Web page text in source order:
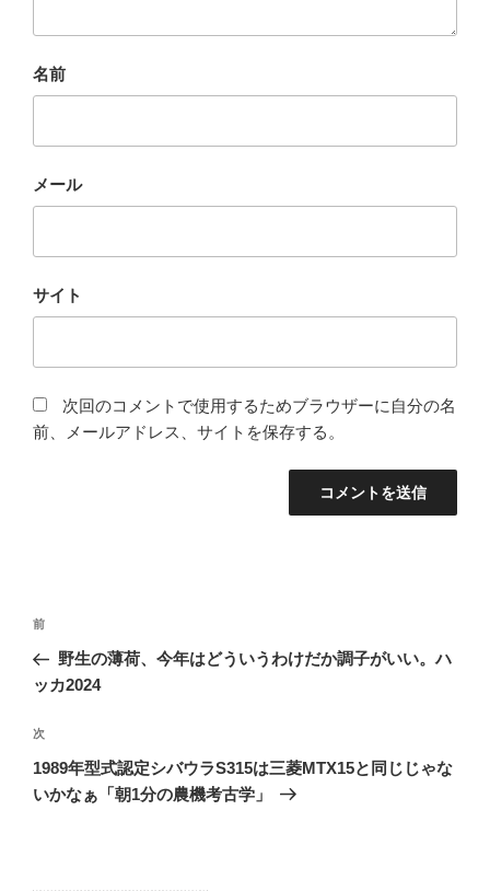
名前
メール
サイト
次回のコメントで使用するためブラウザーに自分の名
前、メールアドレス、サイトを保存する。
投
ナ
ゲ
ー
シ
前
の
投
前
野生の薄荷、今年はどういうわけだか調子がいい。ハ
ッカ2024
次
の
投
次
1989年型式認定シバウラS315は三菱MTX15と同じじゃな
いかなぁ「朝1分の農機考古学」